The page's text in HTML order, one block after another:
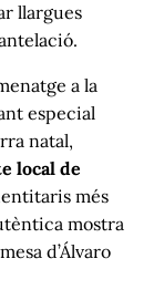
llargues
a la
especial
natal,
local de
més
mostra
d’Álvaro